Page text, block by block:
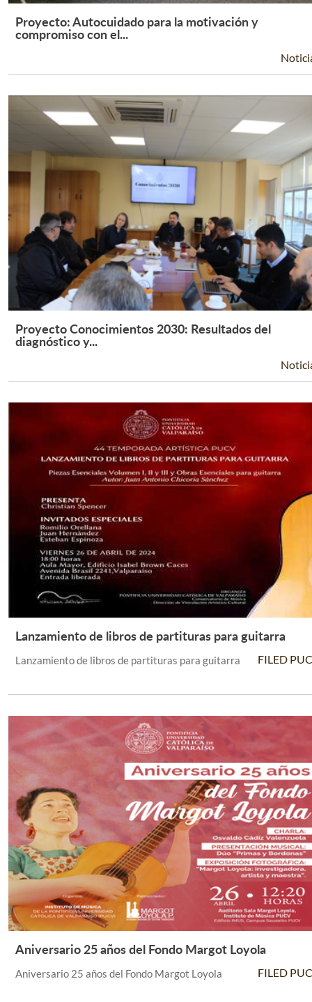
Leer Más +
Proyecto: Autocuidado para la motivación y
compromiso con el...
Leer Más +
Proyecto Conocimientos 2030: Resultados del
diagnóstico y...
Leer Más +
Lanzamiento de libros de partituras para guitarra
Lanzamiento de libros de partituras para guitarra FILED
Leer Más +
Aniversario 25 años del Fondo Margot Loyola
Aniversario 25 años del Fondo Margot Loyola FILED